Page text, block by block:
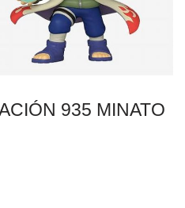
935 MINATO